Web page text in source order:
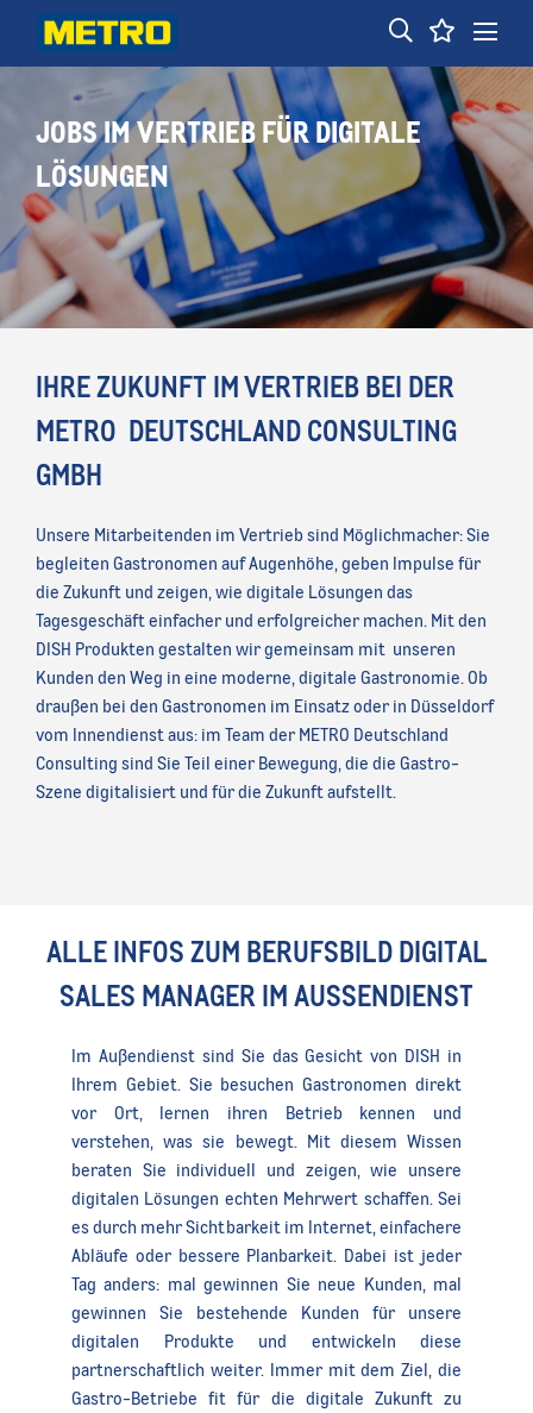
JOBS IM VERTRIEB FÜR DIGITALE
LÖSUNGEN
IHRE ZUKUNFT IM VERTRIEB BEI DER
METRO DEUTSCHLAND CONSULTING
GMBH
Unsere Mitarbeitenden im Vertrieb sind Möglichmacher: Sie
begleiten Gastronomen auf Augenhöhe, geben Impulse für
die Zukunft und zeigen, wie digitale Lösungen das
Tagesgeschäft einfacher und erfolgreicher machen. Mit den
DISH Produkten gestalten wir gemeinsam mit unseren
Kunden den Weg in eine moderne, digitale Gastronomie. Ob
draußen bei den Gastronomen im Einsatz oder in Düsseldorf
vom Innendienst aus: im Team der METRO Deutschland
Consulting sind Sie Teil einer Bewegung, die die Gastro-
Szene digitalisiert und für die Zukunft aufstellt.
ALLE INFOS ZUM BERUFSBILD DIGITAL
SALES MANAGER IM AUSSENDIENST
Im Außendienst sind Sie das Gesicht von DISH in
Ihrem Gebiet. Sie besuchen Gastronomen direkt
vor Ort, lernen ihren Betrieb kennen und
verstehen, was sie bewegt. Mit diesem Wissen
beraten Sie individuell und zeigen, wie unsere
digitalen Lösungen echten Mehrwert schaffen. Sei
es durch mehr Sichtbarkeit im Internet, einfachere
Abläufe oder bessere Planbarkeit. Dabei ist jeder
Tag anders: mal gewinnen Sie neue Kunden, mal
gewinnen Sie bestehende Kunden für unsere
digitalen Produkte und entwickeln diese
partnerschaftlich weiter. Immer mit dem Ziel, die
Gastro-Betriebe fit für die digitale Zukunft zu